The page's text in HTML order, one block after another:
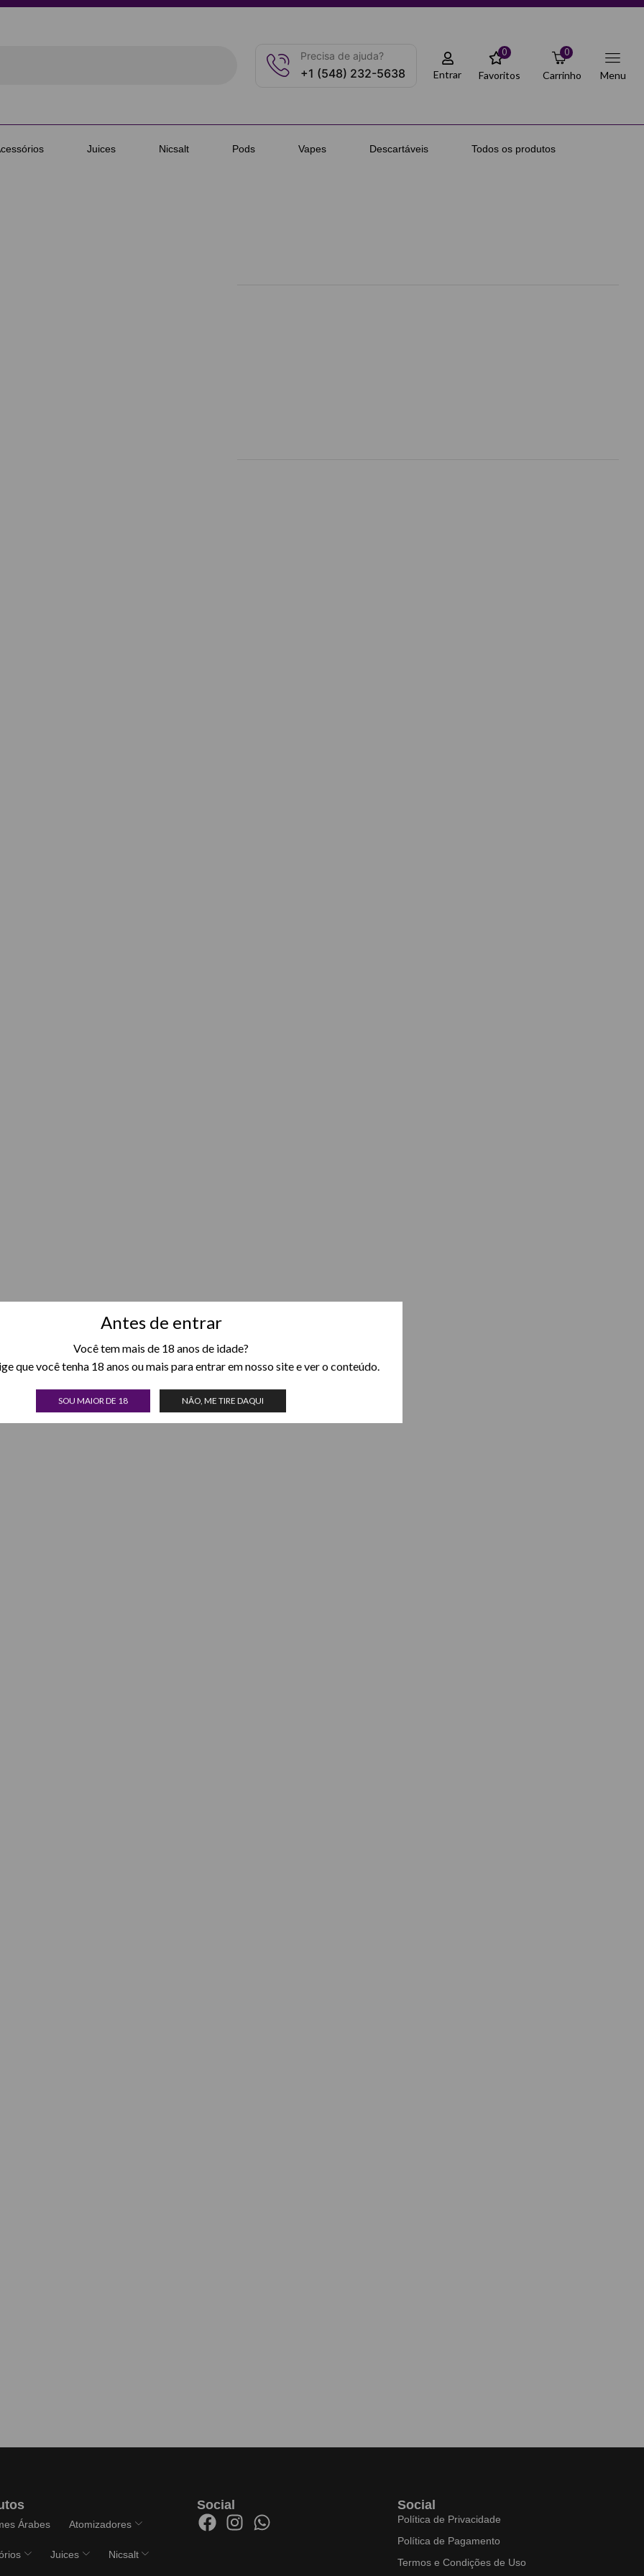
Antes de entrar
Você tem mais de 18 anos de idade?
que você tenha 18 anos ou mais para entrar em nosso site e ver o conteúdo.
SOU MAIOR DE 18 NÃO, ME TIRE DAQUI
Precisa de ajuda?
+1 (548) 232-5638 Entrar
0
Favoritos
0
Carrinho Menu
Juices Nicsalt Pods Vapes Descartáveis Todos os produtos
Árabes Atomizadores
Juices Nicsalt
Social Social
Política de Privacidade
Política de Pagamento
Termos e Condições de Uso